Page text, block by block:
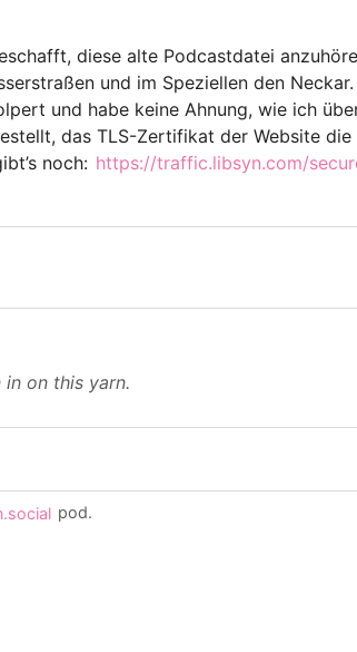
diese alte Podcastdatei
und im Speziellen den
und habe keine Ahnung, wie ich
das TLS-Zertifikat der Website
noch: https://traffic.libsyn.com/
in on this yarn.
pod.